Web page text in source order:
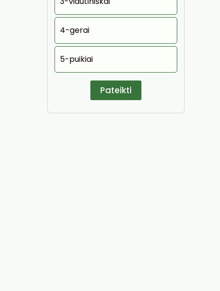
4-gerai
5-puikiai